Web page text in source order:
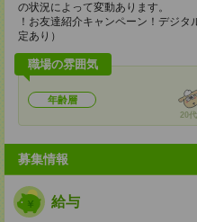
の状況によって変動あります。
！お友達紹介キャンペーン！デジ
定あり）
職場の雰囲気
年齢層
20代
募集情報
給与